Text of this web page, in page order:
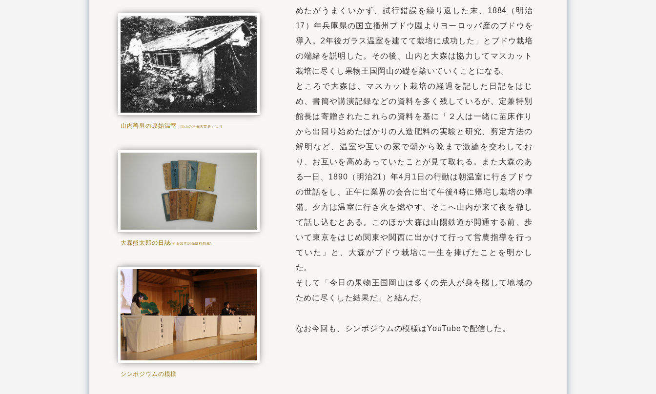
山内善男の原始温室 「岡山の果樹園芸史」より
大森熊太郎の日誌(岡山県立記録資料館蔵)
シンポジウムの模様
めたがうまくいかず、試行錯誤を繰り返した末、1884（明治
17）年兵庫県の国立播州ブドウ園よりヨーロッパ産のブドウを
導入。2年後ガラス温室を建てて栽培に成功した」とブドウ栽培
の端緒を説明した。その後、山内と大森は協力してマスカット
栽培に尽くし果物王国岡山の礎を築いていくことになる。
ところで大森は、マスカット栽培の経過を記した日記をはじ
め、書簡や講演記録などの資料を多く残しているが、定兼特別
館長は寄贈されたこれらの資料を基に「２人は一緒に苗床作り
から出回り始めたばかりの人造肥料の実験と研究、剪定方法の
解明など、温室や互いの家で朝から晩まで激論を交わしてお
り、お互いを高めあっていたことが見て取れる。また大森のあ
る一日、1890（明治21）年4月1日の行動は朝温室に行きブドウ
の世話をし、正午に業界の会合に出て午後4時に帰宅し栽培の準
備。夕方は温室に行き火を燃やす。そこへ山内が来て夜を徹し
て話し込むとある。このほか大森は山陽鉄道が開通する前、歩
いて東京をはじめ関東や関西に出かけて行って営農指導を行っ
ていた」と、大森がブドウ栽培に一生を捧げたことを明かし
た。
そして「今日の果物王国岡山は多くの先人が身を賭して地域の
ために尽くした結果だ」と結んだ。
なお今回も、シンポジウムの模様はYouTubeで配信した。